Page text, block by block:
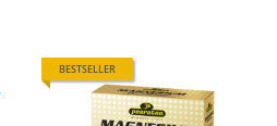
BESTSELLER